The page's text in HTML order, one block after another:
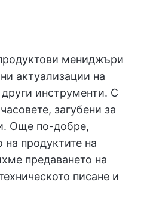
мениджъри
актуализации на
инструменти. С
загубени за
Още по-добре,
на продуктите на
предаването на
писане и